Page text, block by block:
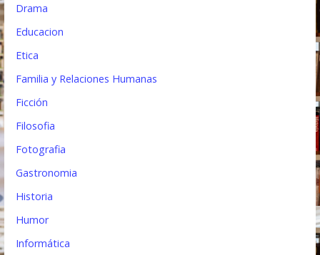
Drama
Educacion
Etica
Familia y Relaciones Humanas
Ficción
Filosofia
Fotografia
Gastronomia
Historia
Humor
Informática